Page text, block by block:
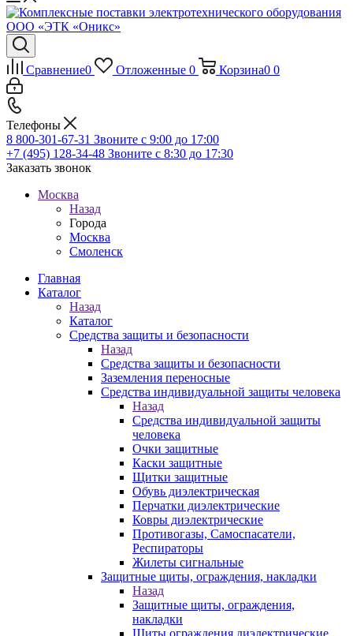
Сравнение0 Отложенные 0 Корзина0 0
Телефоны
8 800-301-67-31 Звоните с 9:00 до 17:00
+7 (495) 128-34-48 Звоните с 8:30 до 17:30
Заказать звонок
Москва
Назад
Города
Москва
Смоленск
Главная
Каталог
Назад
Каталог
Средства защиты и безопасности
Назад
Средства защиты и безопасности
Заземления переносные
Средства индивидуальной защиты человека
Назад
Средства индивидуальной защиты
человека
Очки защитные
Каски защитные
Щитки защитные
Обувь диэлектрическая
Перчатки диэлектрические
Ковры диэлектрические
Противогазы, Самоспасатели,
Респираторы
Жилеты сигнальные
Защитные щиты, ограждения, накладки
Назад
Защитные щиты, ограждения,
накладки
Щиты ограждения диэлектрические